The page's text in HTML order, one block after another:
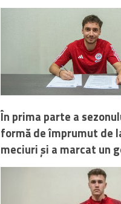
În prima parte a
formă de împrumut de
meciuri și a marcat un